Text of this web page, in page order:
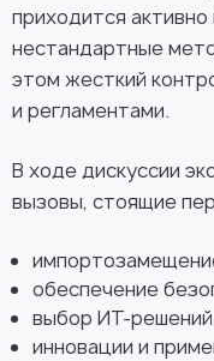
приходится активно
нестандартные
этом жесткий
и регламентами.
В ходе дискуссии
вызовы, стоящие
обеспечение
выбор ИТ-
инновации и